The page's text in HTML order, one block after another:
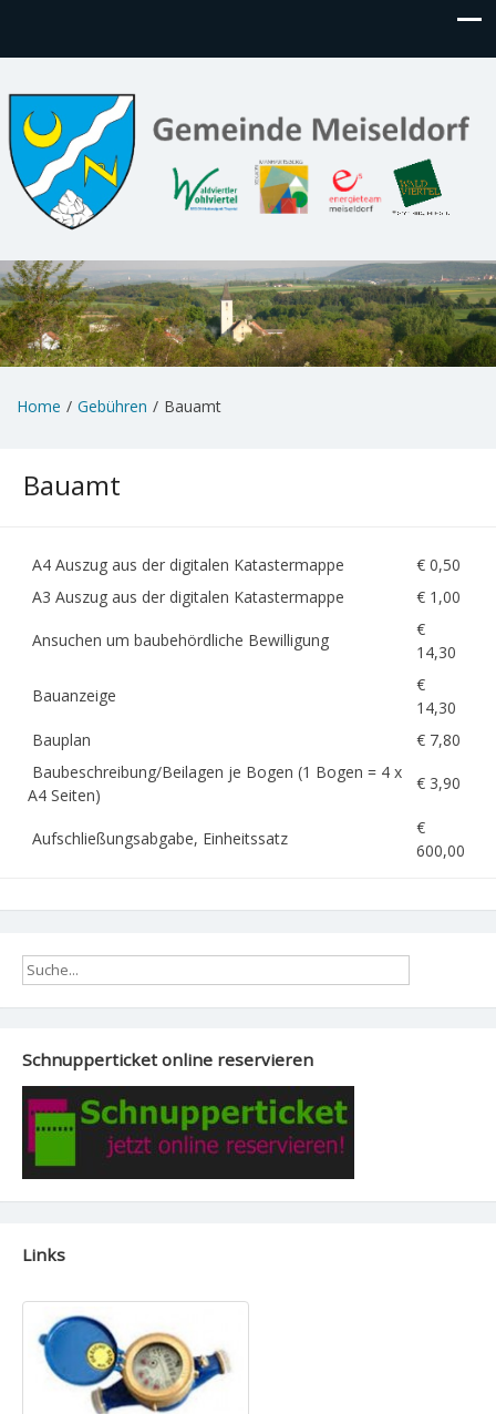
Home Gebühren Bauamt
Bauamt
A4 Auszug aus der digitalen Katastermappe
€ 0,50
A3 Auszug aus der digitalen Katastermappe
€ 1,00
Ansuchen um baubehördliche Bewilligung
€
14,30
Bauanzeige
€
14,30
Bauplan
€ 7,80
Baubeschreibung/Beilagen je Bogen (1 Bogen = 4 x
A4 Seiten)
€ 3,90
Aufschließungsabgabe, Einheitssatz
€
600,00
Schnupperticket online reservieren
Links